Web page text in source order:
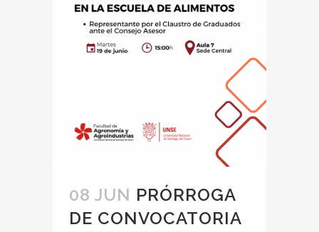
08 JUN PRÓRROGA
DE CONVOCATORIA